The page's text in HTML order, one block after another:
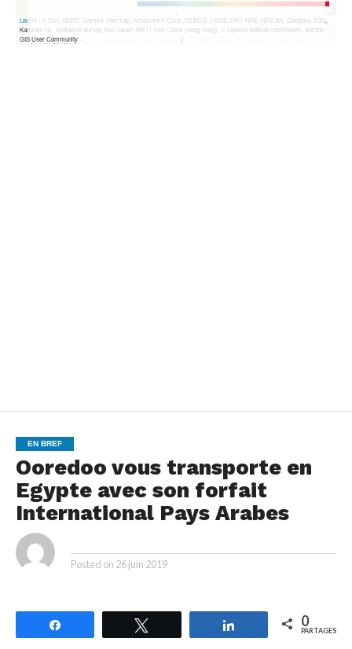
EN BREF
Ooredoo vous transporte en
Egypte avec son forfait
International Pays Arabes
Posted on 26 juin 2019
Partagez 0
PARTAGES